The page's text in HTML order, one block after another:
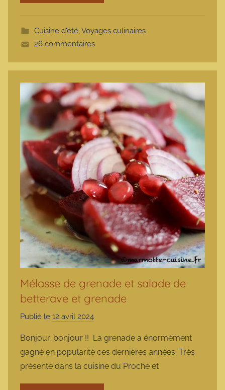
t
e
Cuisine d'été,Voyages culinaires
26 commentaires
Mélasse de grenade et salade de
betterave et grenade
Publié le 12 avril 2024
r
m
a
r
Bonjour, bonjour !! La grenade a énormément
gagné en popularité ces dernières années. Très
présente dans la cuisine du Proche et